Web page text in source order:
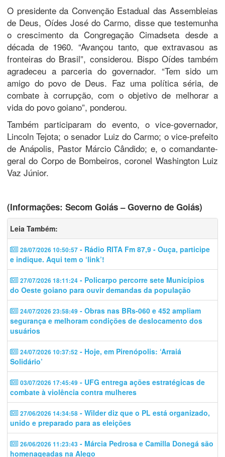
O presidente da Convenção Estadual das Assembleias
de Deus, Oídes José do Carmo, disse que testemunha
o crescimento da Congregação Cimadseta desde a
década de 1960. “Avançou tanto, que extravasou as
fronteiras do Brasil”, considerou. Bispo Oídes também
agradeceu a parceria do governador. “Tem sido um
amigo do povo de Deus. Faz uma política séria, de
combate à corrupção, com o objetivo de melhorar a
vida do povo goiano”, ponderou.
Também participaram do evento, o vice-governador,
Lincoln Tejota; o senador Luiz do Carmo; o vice-prefeito
de Anápolis, Pastor Márcio Cândido; e, o comandante-
geral do Corpo de Bombeiros, coronel Washington Luiz
Vaz Júnior.
(Informações: Secom Goiás – Governo de Goiás)
Leia Também:
28/07/2026 10:50:57 - Rádio RITA Fm 87,9 - Ouça, participe
e indique. Aqui tem o ‘link’!
27/07/2026 18:11:24 - Policarpo percorre sete Municípios
do Oeste goiano para ouvir demandas da população
24/07/2026 23:58:49 - Obras nas BRs-060 e 452 ampliam
segurança e melhoram condições de deslocamento dos
usuários
24/07/2026 10:37:52 - Hoje, em Pirenópolis: ‘Arraiá
Solidário’
03/07/2026 17:45:49 - UFG entrega ações estratégicas de
combate à violência contra mulheres
27/06/2026 14:34:58 - Wilder diz que o PL está organizado,
unido e preparado para as eleições
26/06/2026 11:23:43 - Márcia Pedrosa e Camilla Donegá são
homenageadas na Alego